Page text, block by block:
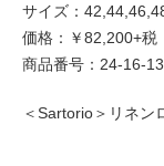
サイズ：
価格：￥82,200+税
商品番号：24-16-
＜Sartorio＞リネン